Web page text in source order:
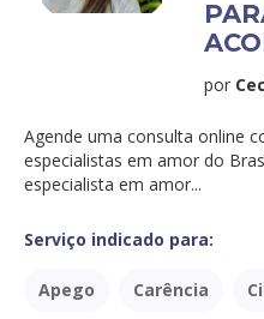
por
Agende uma consulta online
especialistas em amor do
especialista em amor...
Serviço indicado para:
Apego Carência